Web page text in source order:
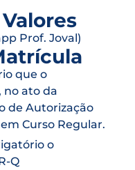
Prof. Joval)
que o
no ato da
de Autorização
Curso Regular.
o
Q